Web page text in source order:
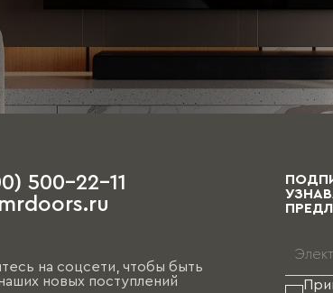
500-22-11
на соцсети, чтобы быть
новых поступлений